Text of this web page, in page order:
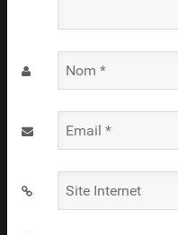
Nom
Email
Site
Internet